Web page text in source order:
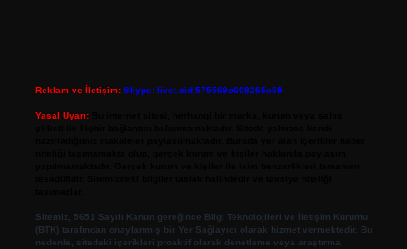
Reklam ve İletişim: Skype: live:.cid.575569c608265c69
Yasal Uyarı:
Sitemiz, 5651 Sayılı Kanun gereğince Bilgi Teknolojileri ve İletişim Kurumu
(BTK) tarafından onaylanmış bir Yer Sağlayıcı olarak hizmet vermektedir. Bu
nedenle, sitedeki içerikleri proaktif olarak denetleme veya araştırma